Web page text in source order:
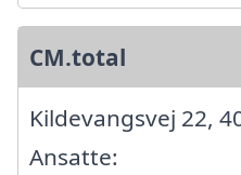
CM.total
Kildevangsvej 22,
Ansatte: